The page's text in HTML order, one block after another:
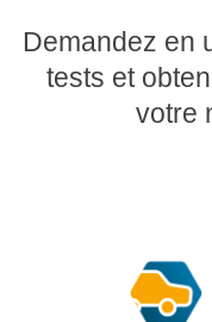
Demandez en
tests et
votre